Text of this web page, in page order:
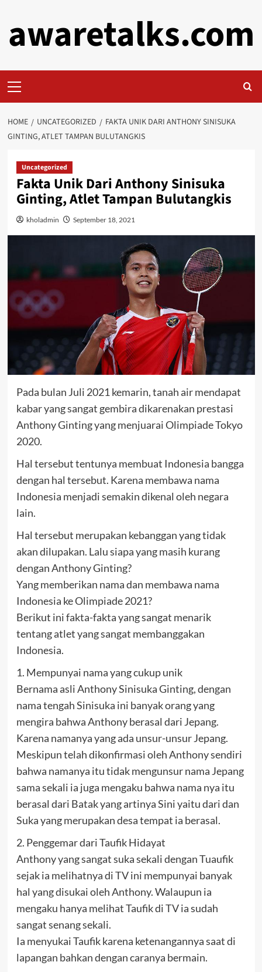
content
awaretalks.com
Menu
HOME UNCATEGORIZED
FAKTA UNIK DARI ANTHONY SINISUKA
GINTING, ATLET TAMPAN BULUTANGKIS
Uncategorized
Fakta Unik Dari Anthony Sinisuka
Ginting, Atlet Tampan Bulutangkis
kholadmin September 18, 2021
Pada bulan Juli 2021 kemarin, tanah air mendapat
kabar yang sangat gembira dikarenakan prestasi
Anthony Ginting yang menjuarai Olimpiade Tokyo
2020.
Hal tersebut tentunya membuat Indonesia bangga
dengan hal tersebut. Karena membawa nama
Indonesia menjadi semakin dikenal oleh negara
lain.
Hal tersebut merupakan kebanggan yang tidak
akan dilupakan. Lalu siapa yang masih kurang
dengan Anthony Ginting?
Yang memberikan nama dan membawa nama
Indonesia ke Olimpiade 2021?
Berikut ini fakta-fakta yang sangat menarik
tentang atlet yang sangat membanggakan
Indonesia.
1. Mempunyai nama yang cukup unik
Bernama asli Anthony Sinisuka Ginting, dengan
nama tengah Sinisuka ini banyak orang yang
mengira bahwa Anthony berasal dari Jepang.
Karena namanya yang ada unsur-unsur Jepang.
Meskipun telah dikonfirmasi oleh Anthony sendiri
bahwa namanya itu tidak mengunsur nama Jepang
sama sekali ia juga mengaku bahwa nama nya itu
berasal dari Batak yang artinya Sini yaitu dari dan
Suka yang merupakan desa tempat ia berasal.
2. Penggemar dari Taufik Hidayat
Anthony yang sangat suka sekali dengan Tuaufik
sejak ia melihatnya di TV ini mempunyai banyak
hal yang disukai oleh Anthony. Walaupun ia
mengaku hanya melihat Taufik di TV ia sudah
sangat senang sekali.
Ia menyukai Taufik karena ketenangannya saat di
lapangan bahkan dengan caranya bermain.